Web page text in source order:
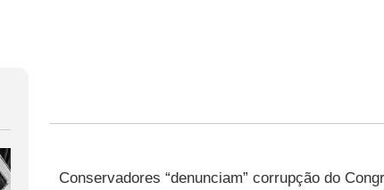
Conservadores “denunciam” corrupção do